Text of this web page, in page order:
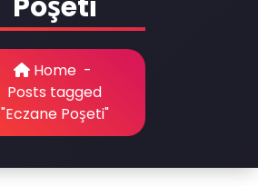
Home -
Posts tagged
"Eczane Poşeti"